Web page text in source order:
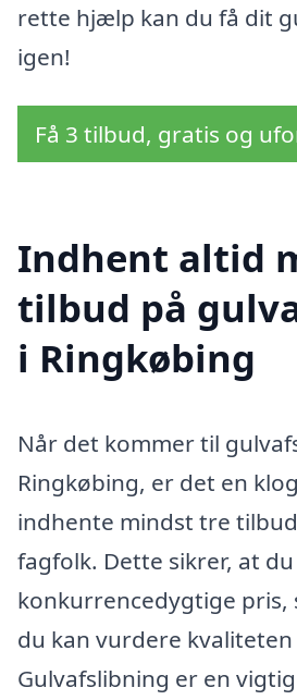
rette hjælp kan du få dit
igen!
Få 3 tilbud, gratis og
Indhent altid
tilbud på
i Ringkøbing
Når det kommer til
Ringkøbing, er det en
indhente mindst tre
fagfolk. Dette sikrer, at
konkurrencedygtige pris,
du kan vurdere
Gulvafslibning er en